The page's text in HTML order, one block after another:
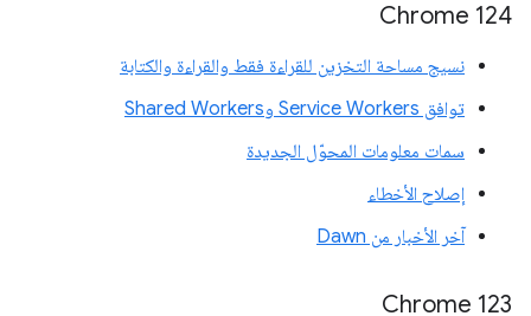
Chrome 124
نسيج مساحة التخزين للقراءة فقط والقراءة والكتابة
توافق Service Workers وShared Workers
سمات معلومات المحوّل الجديدة
إصلاح الأخطاء
آخر الأخبار من Dawn
Chrome 123